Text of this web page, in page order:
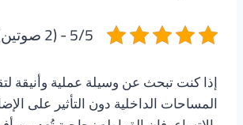
5/5 - (2 صوتين)
إذا كنت تبحث عن وسيلة عملية وأنيقة
المساحات الداخلية دون التأثير على